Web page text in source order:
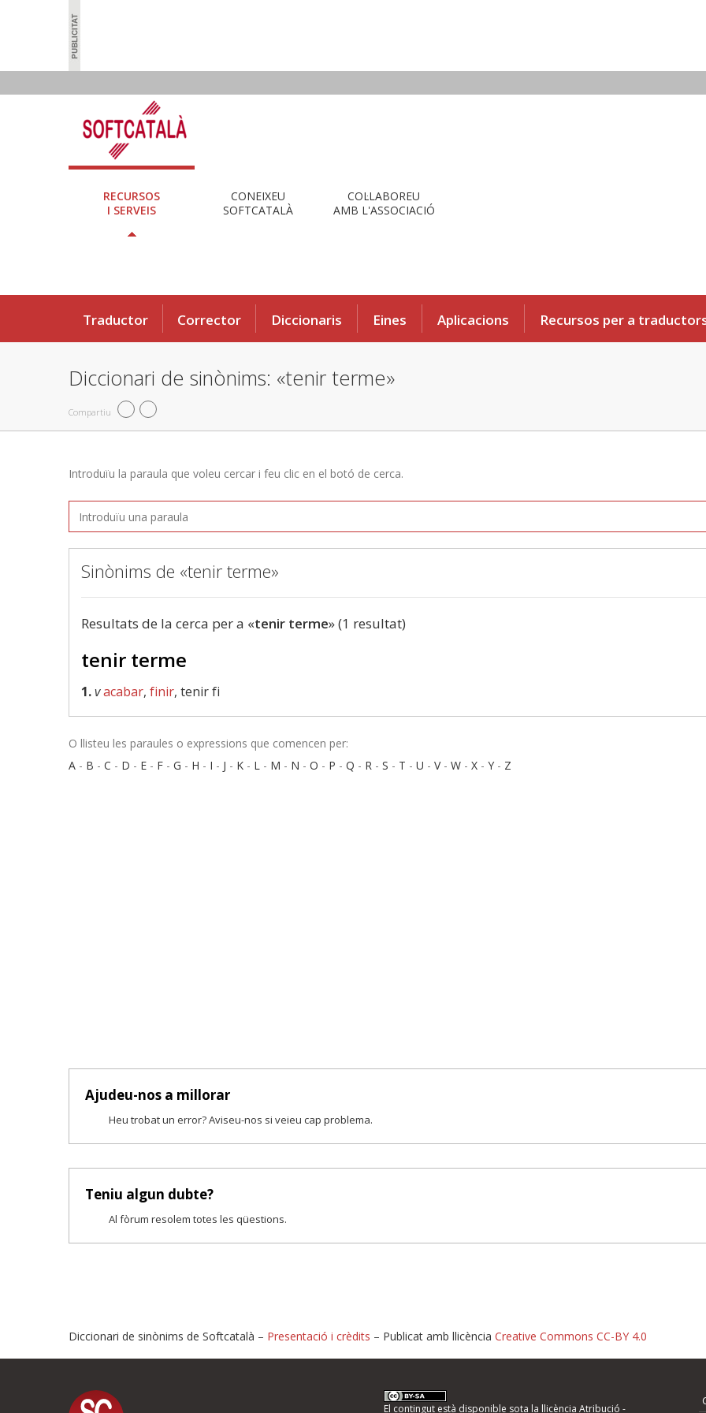
RECURSOS
I SERVEIS
CONEIXEU
SOFTCATALÀ
COL·LABOREU
AMB L'ASSOCIACIÓ
Traductor Corrector Diccionaris Eines Aplicacions Recursos per a
Diccionari de sinònims: «tenir terme»
Compartiu
Introduïu la paraula que voleu cercar i feu clic en el botó de cerca.
Sinònims de «tenir terme»
Resultats de la cerca per a «tenir terme» (1 resultat)
tenir terme
1.vacabar, finir, tenir fi
O llisteu les paraules o expressions que comencen per:
A - B - C - D - E - F - G - H - I - J - K - L - M - N - O - P - Q - R - S - T - U - V- W - X - Y - Z
Ajudeu-nos a millorar
Heu trobat un error? Aviseu-nos si veieu cap problema.
Teniu algun dubte?
Al fòrum resolem totes les qüestions.
Proposeu-nos millores o informeu d'errors
Diccionari de sinònims de Softcatalà – Presentació i crèdits – Publicat amb llicència Creative Commons CC-BY 4.0
El contingut està disponible sota la llicència Atribució -